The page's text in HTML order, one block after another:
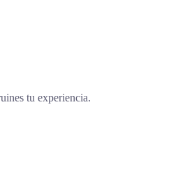
tu experiencia.